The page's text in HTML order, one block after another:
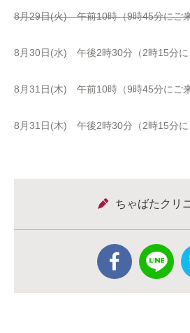
8月29日(火) 午前10時（9時45分にご
8月30日(水) 午後2時30分（2時15分に
8月31日(木) 午前10時（9時45分にご来
8月31日(木) 午後2時30分（2時15分に
ちゃばたクリ